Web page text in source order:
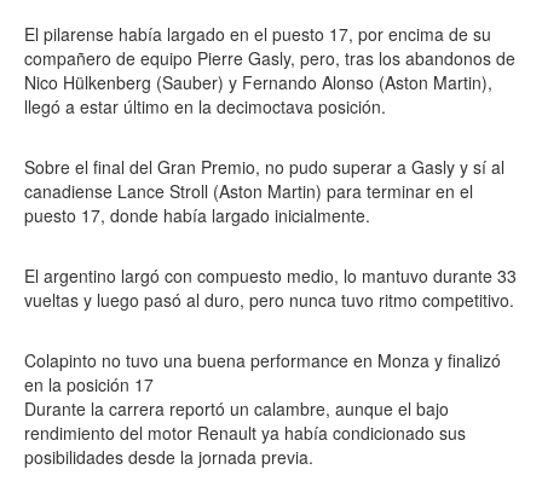
El pilarense había largado en el puesto 17, por encima de su
compañero de equipo Pierre Gasly, pero, tras los abandonos de
Nico Hülkenberg (Sauber) y Fernando Alonso (Aston Martin),
llegó a estar último en la decimoctava posición.
Sobre el final del Gran Premio, no pudo superar a Gasly y sí al
canadiense Lance Stroll (Aston Martin) para terminar en el
puesto 17, donde había largado inicialmente.
El argentino largó con compuesto medio, lo mantuvo durante 33
vueltas y luego pasó al duro, pero nunca tuvo ritmo competitivo.
Colapinto no tuvo una buena performance en Monza y finalizó
en la posición 17
Durante la carrera reportó un calambre, aunque el bajo
rendimiento del motor Renault ya había condicionado sus
posibilidades desde la jornada previa.